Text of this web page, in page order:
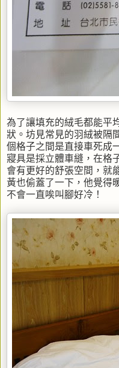
為了讓填充的絨毛都能平
狀。坊見常見的羽絨被隔
個格子之間是直接車死成
寢具是採立體車縫，在格
會有更好的舒張空間，就
黃也偷蓋了一下，他覺得
不會一直唉叫腳好冷！